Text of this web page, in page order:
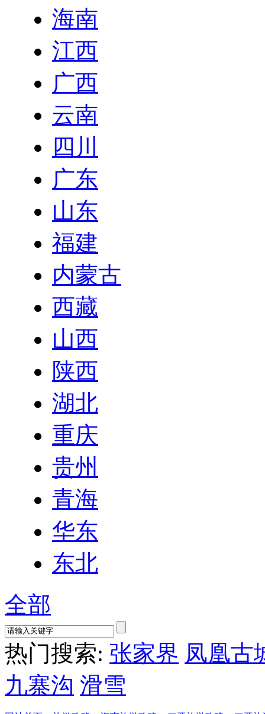
海南
江西
广西
云南
四川
广东
山东
福建
内蒙古
西藏
山西
陕西
湖北
重庆
贵州
青海
华东
东北
全部
热门搜索: 张家界 凤凰古
九寨沟 滑雪